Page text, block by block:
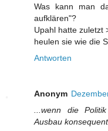
Was kann man
aufklären"?
Upahl hatte zuletzt
heulen sie wie die
Antworten
Anonym
...wenn die
Ausbau